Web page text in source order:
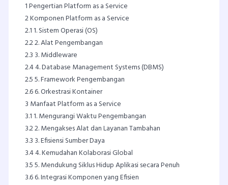
1Pengertian Platform as a Service
2Komponen Platform as a Service
2.11. Sistem Operasi (OS)
2.22. Alat Pengembangan
2.3 3. Middleware
2.44. Database Management Systems (DBMS)
2.55. Framework Pengembangan
2.66. Orkestrasi Kontainer
3 Manfaat Platform as a Service
3.11. Mengurangi Waktu Pengembangan
3.22. Mengakses Alat dan Layanan Tambahan
3.3 3. Efisiensi Sumber Daya
3.44. Kemudahan Kolaborasi Global
3.55. Mendukung Siklus Hidup Aplikasi secara Penuh
3.66. Integrasi Komponen yang Efisien